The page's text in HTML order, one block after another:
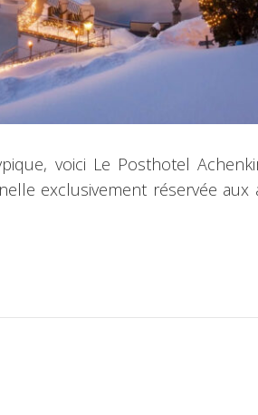
voici Le Posthotel
exclusivement réservée